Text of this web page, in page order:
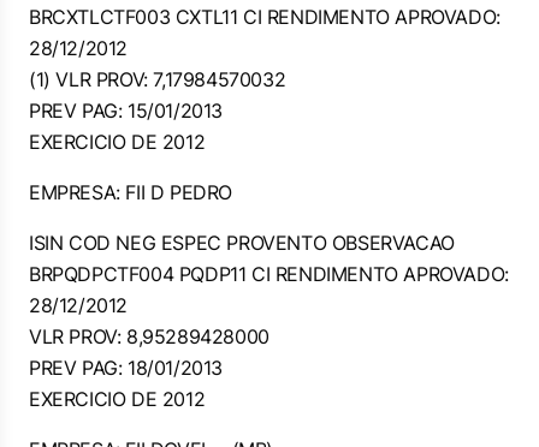
BRCXTLCTF003 CXTL11 CI RENDIMENTO APROVADO:
28/12/2012
(1) VLR PROV: 7,17984570032
PREV PAG: 15/01/2013
EXERCICIO DE 2012
EMPRESA: FII D PEDRO
ISIN COD NEG ESPEC PROVENTO OBSERVACAO
BRPQDPCTF004 PQDP11 CI RENDIMENTO APROVADO:
28/12/2012
VLR PROV: 8,95289428000
PREV PAG: 18/01/2013
EXERCICIO DE 2012